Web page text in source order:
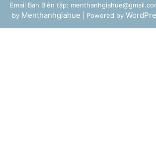
Email Ban Biên tập:
by Menthanhgiahue | Powered by